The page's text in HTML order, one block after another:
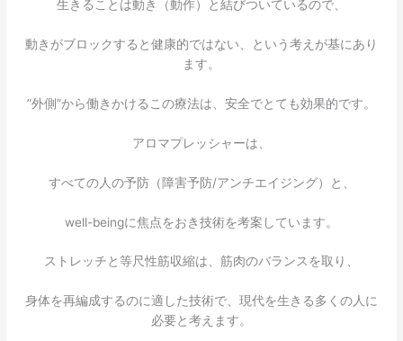
生きることは動き（動作）と結びついているので、
動きがブロックすると健康的ではない、という考えが基にあり
ます。
”外側”から働きかけるこの療法は、安全でとても効果的です。
アロマプレッシャーは、
すべての人の予防（障害予防/アンチエイジング）と、
well-beingに焦点をおき技術を考案しています。
ストレッチと等尺性筋収縮は、筋肉のバランスを取り、
身体を再編成するのに適した技術で、現代を生きる多くの人に
必要と考えます。